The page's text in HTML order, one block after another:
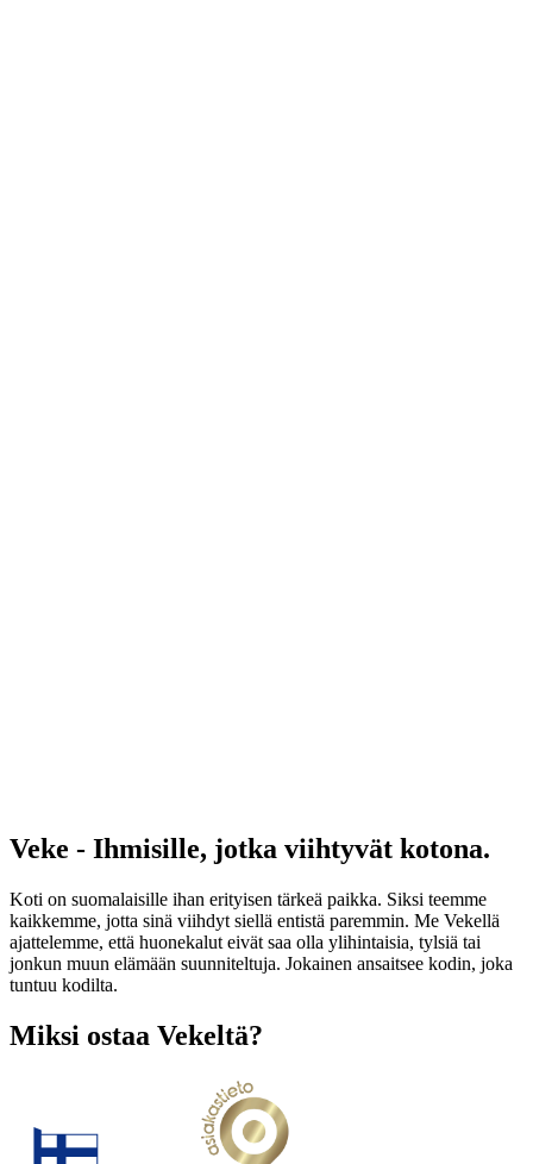
Veke - Ihmisille, jotka viihtyvät kotona.
Koti on suomalaisille ihan erityisen tärkeä paikka. Siksi teemme
kaikkemme, jotta sinä viihdyt siellä entistä paremmin. Me Vekellä
ajattelemme, että huonekalut eivät saa olla ylihintaisia, tylsiä tai
jonkun muun elämään suunniteltuja. Jokainen ansaitsee kodin, joka
tuntuu kodilta.
Miksi ostaa Vekeltä?